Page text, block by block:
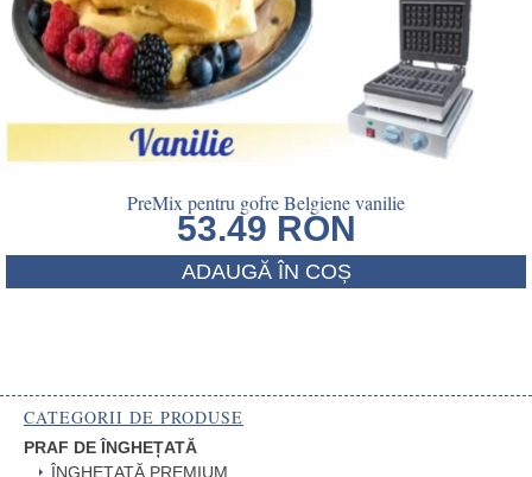
PreMix pentru gofre Belgiene vanilie
53.49 RON
ADAUGĂ ÎN COȘ
CATEGORII DE PRODUSE
PRAF DE ÎNGHEȚATĂ
ÎNGHEȚATĂ PREMIUM